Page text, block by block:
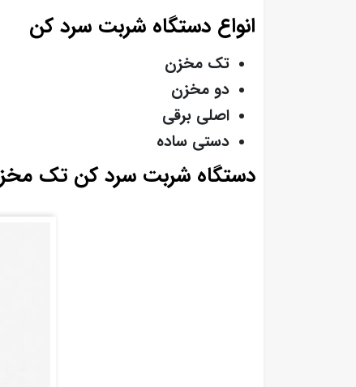
انواع دستگاه شربت سرد کن
تک مخزن
دو مخزن
اصلی برقی
دستی ساده
دستگاه شربت سرد کن تک